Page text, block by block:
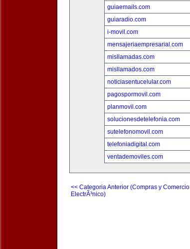
guiaemails.com
guiaradio.com
i-movil.com
mensajeriaempresarial.com
misllamadas.com
misllamados.com
noticiasentucelular.com
pagospormovil.com
planmovil.com
solucionesdetelefonia.com
sutelefonomovil.com
telefoniadigital.com
ventademoviles.com
<< Categoria Anterior (Compras y Comercio
ElectrÃ³nico)